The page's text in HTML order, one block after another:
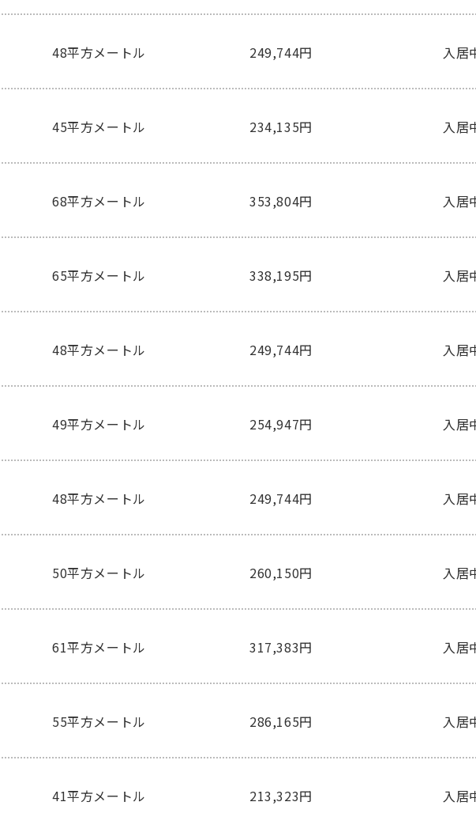
48平方メートル 249,744円 入居
45平方メートル 234,135円 入居
68平方メートル 353,804円 入居
65平方メートル 338,195円 入居
48平方メートル 249,744円 入居
49平方メートル 254,947円 入居
48平方メートル 249,744円 入居
50平方メートル 260,150円 入居
61平方メートル 317,383円 入居
55平方メートル 286,165円 入居
41平方メートル 213,323円 入居